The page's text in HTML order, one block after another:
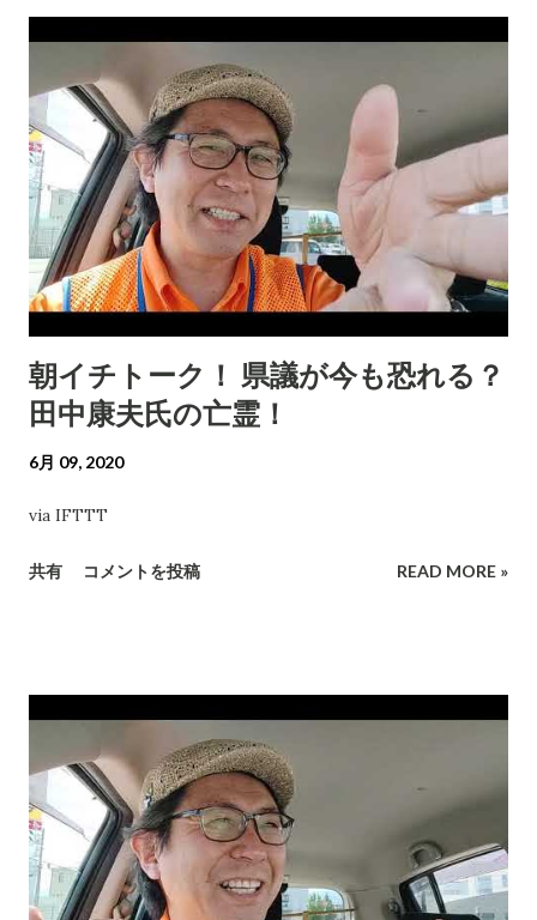
朝イチトーク！ 県議が今も恐れる？
田中康夫氏の亡霊！
6月 09, 2020
via IFTTT
共有 コメントを投稿 READ MORE »